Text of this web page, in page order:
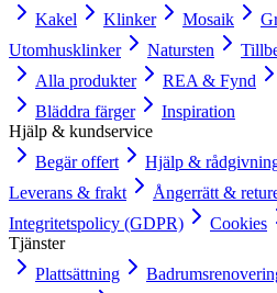
Kakel
Klinker Mosaik
Utomhusklinker
Natursten
Alla produkter
REA & Fynd
Bläddra färger
Inspiration
Hjälp & kundservice
Begär offert
Hjälp &
Leverans & frakt
Ångerrätt &
Integritetspolicy (GDPR)
Cookies
Tjänster
Plattsättning